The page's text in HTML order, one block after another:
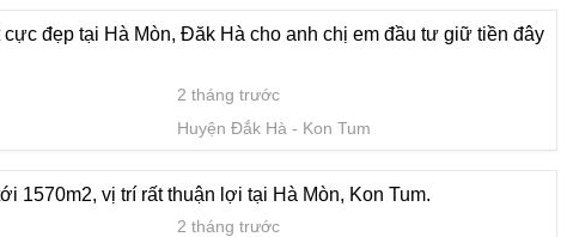
Tổng diện tích cực rộng lên tới 1218m2
Huyện Đắk Hà
đẹp tại Hà Mòn, Đăk Hà cho anh chị em đầu tư giữ tiền đây
2 tháng trước
Huyện Đắk Hà Kon Tum
1570m2, vị trí rất thuận lợi tại Hà Mòn, Kon Tum.
2 tháng trước